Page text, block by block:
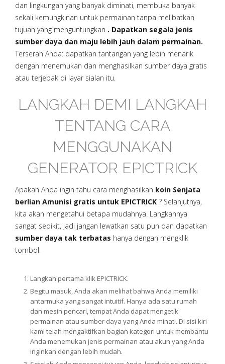
dan lingkungan yang banyak diminati, membuka banyak
sekali kemungkinan untuk permainan tanpa melibatkan
tujuan yang menguntungkan . Dapatkan segala jenis
sumber daya dan maju lebih jauh dalam permainan.
Terserah Anda: dapatkan tantangan yang lebih menarik
dengan menemukan dan menghasilkan sumber daya gratis
atau terjebak di layar sialan itu.
LANGKAH DEMI LANGKAH
TENTANG CARA
MENGGUNAKAN
GENERATOR EPICTRICK
Apakah Anda ingin tahu cara menghasilkan koin Senjata
berlian Amunisi gratis untuk EPICTRICK ? Selanjutnya,
kita akan mengetahui betapa mudahnya. Langkahnya
sangat sedikit, jadi jangan lewatkan satu pun dan dapatkan
sumber daya tak terbatas hanya dengan mengklik
tombol.
Langkah pertama klik EPICTRICK.
Begitu masuk, Anda akan melihat bahwa Anda memiliki
antarmuka yang sangat intuitif. Hanya ada satu rumah
dan mesin pencari, tempat Anda dapat mengetik
permainan atau sumber daya yang Anda minati. Di sisi kiri
kami telah mengaktifkan bagian kategori untuk membantu
Anda menemukan jenis permainan atau akun yang Anda
inginkan dengan lebih mudah.